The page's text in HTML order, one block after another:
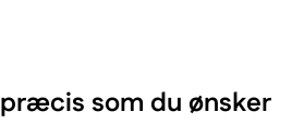
præcis som du ønsker